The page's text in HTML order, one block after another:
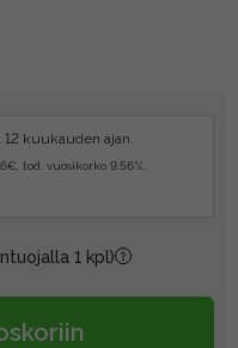
kuukauden ajan.
tod. vuosikorko 9.56%.
1 kpl)